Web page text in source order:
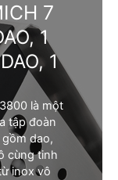
7
1
1
là một
tập đoàn
dao,
cùng tinh
inox vô